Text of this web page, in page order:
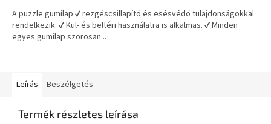
A puzzle gumilap ✔ rezgéscsillapító és esésvédő tulajdonságokkal
rendelkezik. ✔ Kül- és beltéri használatra is alkalmas. ✔ Minden
egyes gumilap szorosan...
Leírás Beszélgetés
Termék részletes leírása